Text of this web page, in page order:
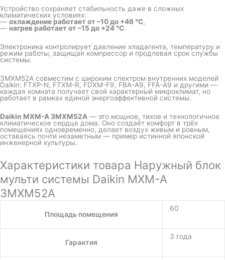
Устройство сохраняет стабильность даже в сложных
климатических условиях:
— охлаждение работает от –10 до +46 °C,
— нагрев работает от –15 до +24 °C.
Электроника контролирует давление хладагента, температуру и
режим работы, защищая компрессор и продлевая срок службы
системы.
3MXM52A совместим с широким спектром внутренних моделей
Daikin: FTXP-N, FTXM-R, FDXM-F9, FBA-A9, FFA-A9 и другими —
каждая комната получает свой характерный микроклимат, но
работает в рамках единой энергоэффективной системы.
Daikin MXM-A 3MXM52A — это мощное, тихое и технологичное
климатическое сердце дома. Оно создаёт комфорт в трёх
помещениях одновременно, делает воздух живым и ровным,
оставаясь почти незаметным — пример истинной японской
инженерной культуры.
Характеристики товара Наружный блок
мульти системы Daikin MXM-A
3MXM52A
Площадь помещения
60
Гарантия
3 года